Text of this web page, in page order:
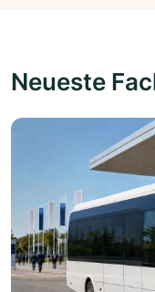
Neueste